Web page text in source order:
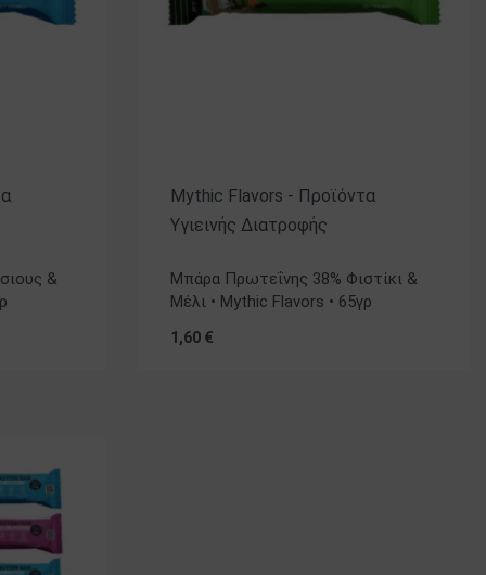
&
Mythic Flavors - Προϊόντα
Υγιεινής Διατροφής
Μπάρα Πρωτεΐνης 38% Φιστίκι &
Μέλι • Mythic Flavors • 65γρ
1,60 €